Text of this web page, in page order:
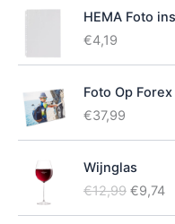
r
HEMA Foto
€4,19
Foto Op
€37,99
Wijnglas
€12,99 O
€9,74H